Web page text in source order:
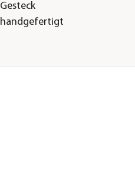
Gesteck
handgefertigt